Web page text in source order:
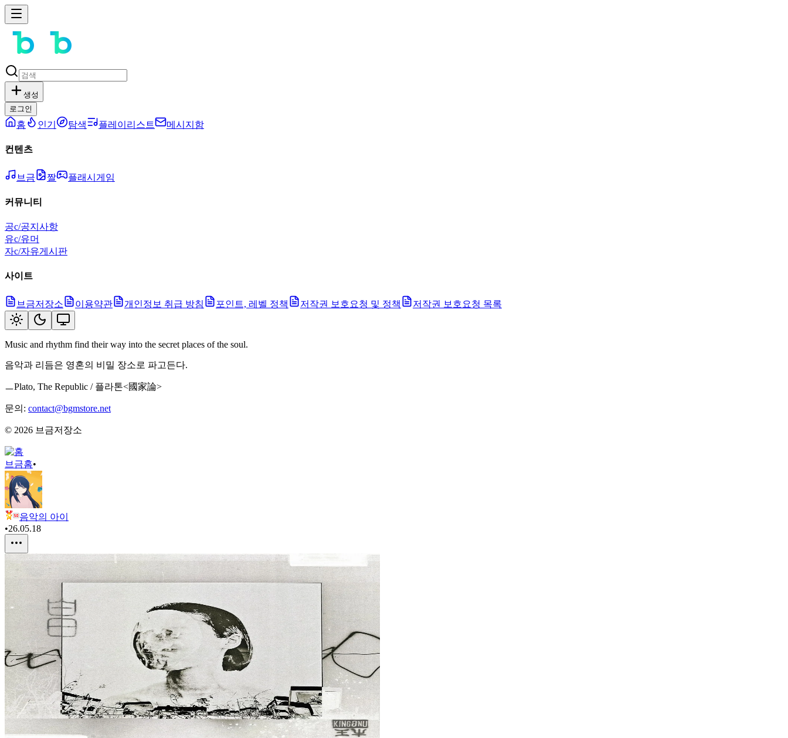
생성
로그인
홈 인기 탐색 플레이리스트 메시지함
컨텐츠
브금 짤 플래시게임
커뮤니티
공c/공지사항
유c/유머
자c/자유게시판
사이트
브금저장소 이용약관 개인정보 취급 방침 포인트, 레벨 정책 저작권 보호요청 및 정책 저작권 보호요청 목록
Music and rhythm find their way into the secret places of the soul.
음악과 리듬은 영혼의 비밀 장소로 파고든다.
ㅡPlato, The Republic / 플라톤<國家論>
문의: contact@bgmstore.net
© 2026 브금저장소
브금홈•
음악의 아이
•26.05.18